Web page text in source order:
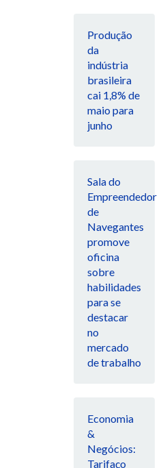
Produção
da
indústria
brasileira
cai 1,8% de
maio para
junho
Sala do
Empreendedor
de
Navegantes
promove
oficina
sobre
habilidades
para se
destacar
no
mercado
de trabalho
Economia
&
Negócios:
Tarifaço